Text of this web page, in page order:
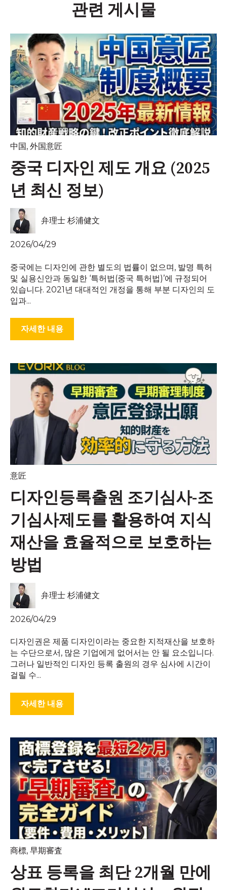
관련 게시물
中国, 外国意匠
중국 디자인 제도 개요 (2025
년 최신 정보)
弁理士 杉浦健文
2026/04/29
중국에는 디자인에 관한 별도의 법률이 없으며, 발명 특허
및 실용신안과 동일한 ‘특허법(중국 특허법)’에 규정되어
있습니다. 2021년 대대적인 개정을 통해 부분 디자인의 도
입과...
자세한 내용
意匠
디자인등록출원 조기심사-조
기심사제도를 활용하여 지식
재산을 효율적으로 보호하는
방법
弁理士 杉浦健文
2026/04/29
디자인권은 제품 디자인이라는 중요한 지적재산을 보호하
는 수단으로서, 많은 기업에게 없어서는 안 될 요소입니다.
그러나 일반적인 디자인 등록 출원의 경우 심사에 시간이
걸릴 수...
자세한 내용
商標, 早期審査
상표 등록을 최단 2개월 만에